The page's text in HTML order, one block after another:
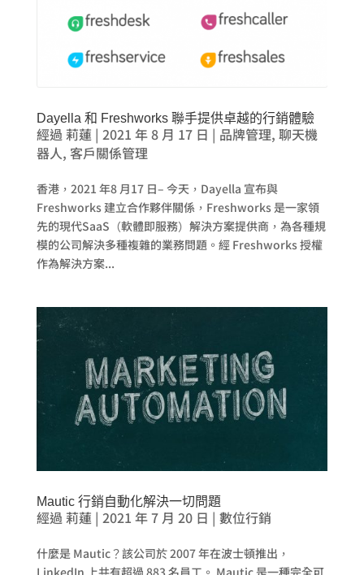
Dayella 和 Freshworks 聯手提供卓越的行銷體驗
經過 莉蓮 | 2021 年 8 月 17 日 | 品牌管理, 聊天機
器人, 客戶關係管理
香港，2021 年8 月17 日– 今天，Dayella 宣布與
Freshworks 建立合作夥伴關係，Freshworks 是一家領
先的現代SaaS（軟體即服務）解決方案提供商，為各種規
模的公司解決多種複雜的業務問題。經 Freshworks 授權
作為解決方案...
Mautic 行銷自動化解決一切問題
經過 莉蓮 | 2021 年 7 月 20 日 | 數位行銷
什麼是 Mautic？該公司於 2007 年在波士頓推出，
LinkedIn 上共有超過 883 名員工。 Mautic 是一種完全可